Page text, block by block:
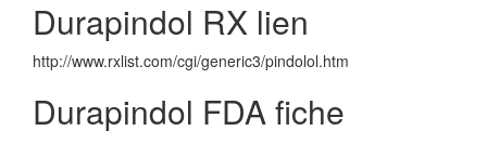
Durapindol RX lien
http://www.rxlist.com/cgi/generic3/pindolol.htm
Durapindol FDA fiche